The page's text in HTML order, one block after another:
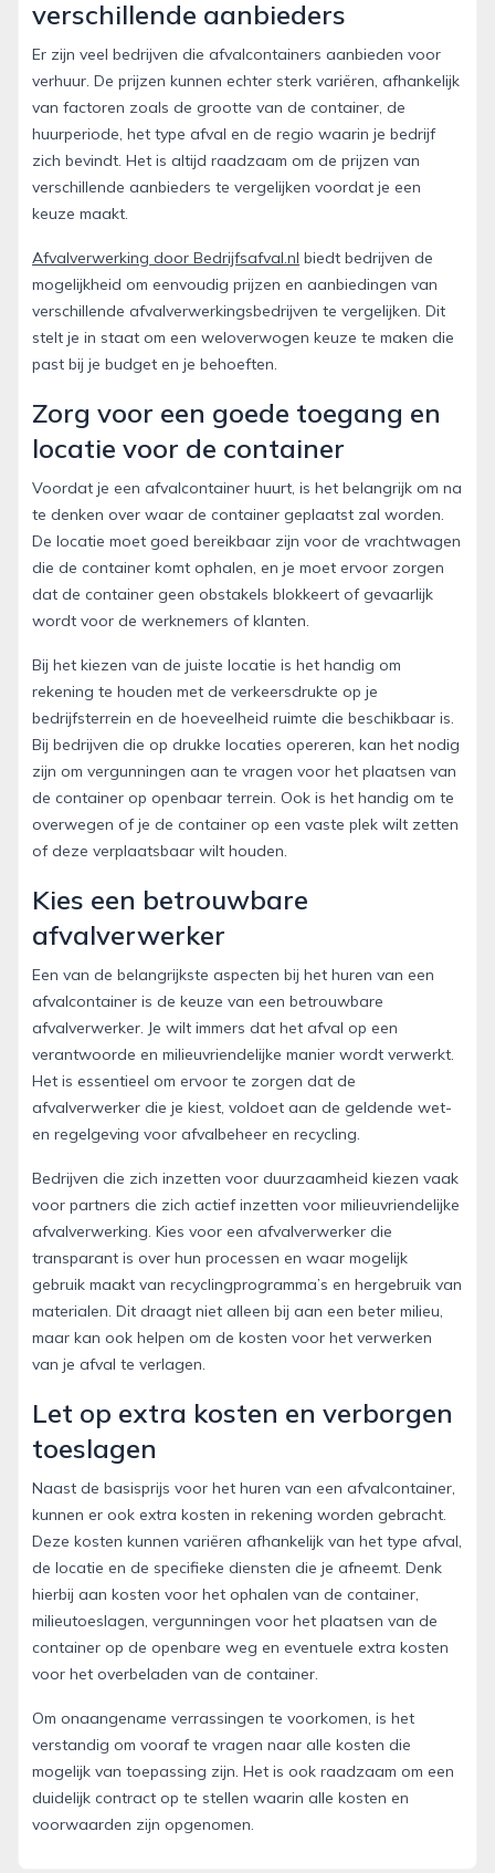
verschillende aanbieders
Er zijn veel bedrijven die afvalcontainers aanbieden voor
verhuur. De prijzen kunnen echter sterk variëren, afhankelijk
van factoren zoals de grootte van de container, de
huurperiode, het type afval en de regio waarin je bedrijf
zich bevindt. Het is altijd raadzaam om de prijzen van
verschillende aanbieders te vergelijken voordat je een
keuze maakt.
Afvalverwerking door Bedrijfsafval.nl biedt bedrijven de
mogelijkheid om eenvoudig prijzen en aanbiedingen van
verschillende afvalverwerkingsbedrijven te vergelijken. Dit
stelt je in staat om een weloverwogen keuze te maken die
past bij je budget en je behoeften.
Zorg voor een goede toegang en
locatie voor de container
Voordat je een afvalcontainer huurt, is het belangrijk om na
te denken over waar de container geplaatst zal worden.
De locatie moet goed bereikbaar zijn voor de vrachtwagen
die de container komt ophalen, en je moet ervoor zorgen
dat de container geen obstakels blokkeert of gevaarlijk
wordt voor de werknemers of klanten.
Bij het kiezen van de juiste locatie is het handig om
rekening te houden met de verkeersdrukte op je
bedrijfsterrein en de hoeveelheid ruimte die beschikbaar is.
Bij bedrijven die op drukke locaties opereren, kan het nodig
zijn om vergunningen aan te vragen voor het plaatsen van
de container op openbaar terrein. Ook is het handig om te
overwegen of je de container op een vaste plek wilt zetten
of deze verplaatsbaar wilt houden.
Kies een betrouwbare
afvalverwerker
Een van de belangrijkste aspecten bij het huren van een
afvalcontainer is de keuze van een betrouwbare
afvalverwerker. Je wilt immers dat het afval op een
verantwoorde en milieuvriendelijke manier wordt verwerkt.
Het is essentieel om ervoor te zorgen dat de
afvalverwerker die je kiest, voldoet aan de geldende wet-
en regelgeving voor afvalbeheer en recycling.
Bedrijven die zich inzetten voor duurzaamheid kiezen vaak
voor partners die zich actief inzetten voor milieuvriendelijke
afvalverwerking. Kies voor een afvalverwerker die
transparant is over hun processen en waar mogelijk
gebruik maakt van recyclingprogramma’s en hergebruik van
materialen. Dit draagt niet alleen bij aan een beter milieu,
maar kan ook helpen om de kosten voor het verwerken
van je afval te verlagen.
Let op extra kosten en verborgen
toeslagen
Naast de basisprijs voor het huren van een afvalcontainer,
kunnen er ook extra kosten in rekening worden gebracht.
Deze kosten kunnen variëren afhankelijk van het type afval,
de locatie en de specifieke diensten die je afneemt. Denk
hierbij aan kosten voor het ophalen van de container,
milieutoeslagen, vergunningen voor het plaatsen van de
container op de openbare weg en eventuele extra kosten
voor het overbeladen van de container.
Om onaangename verrassingen te voorkomen, is het
verstandig om vooraf te vragen naar alle kosten die
mogelijk van toepassing zijn. Het is ook raadzaam om een
duidelijk contract op te stellen waarin alle kosten en
voorwaarden zijn opgenomen.